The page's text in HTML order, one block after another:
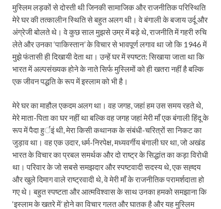
मुस्लिम लड़कों से दोस्ती थी जिनकी सामाजिक और राजनीतिक परिस्थिति
मेरे घर की तत्कालीन स्थिति से बहुत अलग थी। वे बंगाली के बजाय उर्दू और
अंग्रेजी बोलते थे। वे कुछ साल मुझसे उम्र में बड़े थे, राजनीति में गहरी रुचि
लेते और उनका ‘पाकिस्तान’ के विचार से भावपूर्ण लगाव था जो कि 1946 में
मुझे फंतासी ही दिखायी देता था। उन्हें घर में स्पष्टत: सिखाया जाता था कि
भारत में अल्पसंख्यक होने के नाते सिर्फ मुस्लिमों को ही खतरा नहीं है बल्कि
एक जीवन पद्धति के रूप में इस्लाम को भी है।
मेरे घर का माहौल एकदम अलग था। वह जगह, जहां हम उस समय रहते थे,
मेरे माता-पिता का घर नहीं था बल्कि वह जगह जहां मेरी माँ एक बंगाली हिंदू के
रूप में पैदा हुर्इं थी, मेरा किसी कथानक के संबंधी-चरित्रों सा निकट का
जुड़ाव था। वह एक उदार, धर्म-निरपेक्ष, मध्यवर्गीय बंगाली घर था, जो अखंड
भारत के विचार का प्रबल समर्थक और दो राष्ट्र के सिद्धांत का कड़ा विरोधी
था। परिवार के जो सबसे समझदार और स्पष्टवादी सदस्य थे, एक सह्दय
और खुले दिमाग वाले राष्ट्रवादी थे, वे मेरी माँ के राजनीतिक परामर्शदाता हो
गए थे। बहुत स्पष्टता और आत्मविश्‍वास के साथ उनका हमको समझाना कि
‘इस्लाम के खतरे में’ होने का विचार गलत और घातक है और यह मुस्लिम